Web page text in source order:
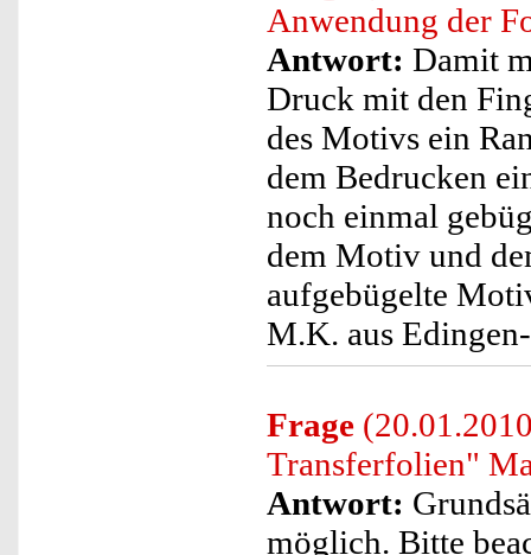
Anwendung der
Antwort: Damit
Druck mit den
des Motivs ein
dem Bedrucken
noch einmal
dem Motiv und
aufgebügelte
M.K. aus
Frage
Transferfolien"
Antwort:
möglich. Bitte